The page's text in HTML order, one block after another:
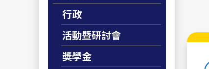
行政
活動暨研討會
獎學金